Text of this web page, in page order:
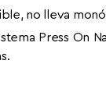
no lleva
Press On